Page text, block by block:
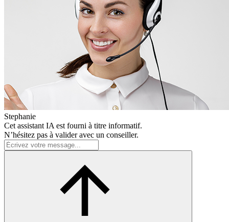
Stephanie
Cet assistant IA est fourni à titre informatif.
N’hésitez pas à valider avec un conseiller.